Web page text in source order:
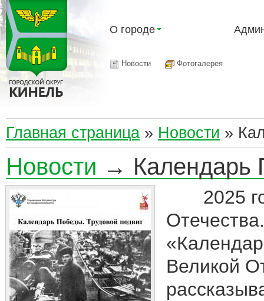
О городе
Новости Фотогалерея
Главная страница » Новости »
Новости → Календарь
2025
Великой